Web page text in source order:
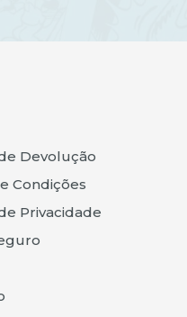
Devolução
Condições
Privacidade